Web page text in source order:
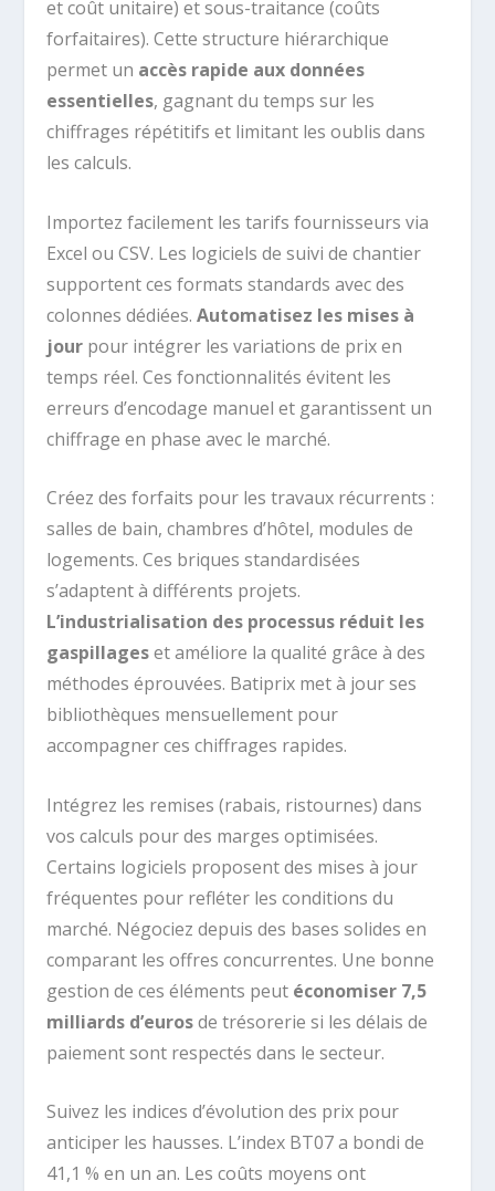
et coût unitaire) et sous-traitance (coûts
forfaitaires). Cette structure hiérarchique
permet un accès rapide aux données
essentielles, gagnant du temps sur les
chiffrages répétitifs et limitant les oublis dans
les calculs.
Importez facilement les tarifs fournisseurs via
Excel ou CSV. Les logiciels de suivi de chantier
supportent ces formats standards avec des
colonnes dédiées.Automatisez les mises à
jour pour intégrer les variations de prix en
temps réel. Ces fonctionnalités évitent les
erreurs d’encodage manuel et garantissent un
chiffrage en phase avec le marché.
Créez des forfaits pour les travaux récurrents :
salles de bain, chambres d’hôtel, modules de
logements. Ces briques standardisées
s’adaptent à différents projets.
L’industrialisation des processus réduit les
gaspillageset améliore la qualité grâce à des
méthodes éprouvées. Batiprix met à jour ses
bibliothèques mensuellement pour
accompagner ces chiffrages rapides.
Intégrez les remises (rabais, ristournes) dans
vos calculs pour des marges optimisées.
Certains logiciels proposent des mises à jour
fréquentes pour refléter les conditions du
marché. Négociez depuis des bases solides en
comparant les offres concurrentes. Une bonne
gestion de ces éléments peut économiser 7,5
milliards d’eurosde trésorerie si les délais de
paiement sont respectés dans le secteur.
Suivez les indices d’évolution des prix pour
anticiper les hausses. L’index BT07 a bondi de
41,1 % en un an. Les coûts moyens ont